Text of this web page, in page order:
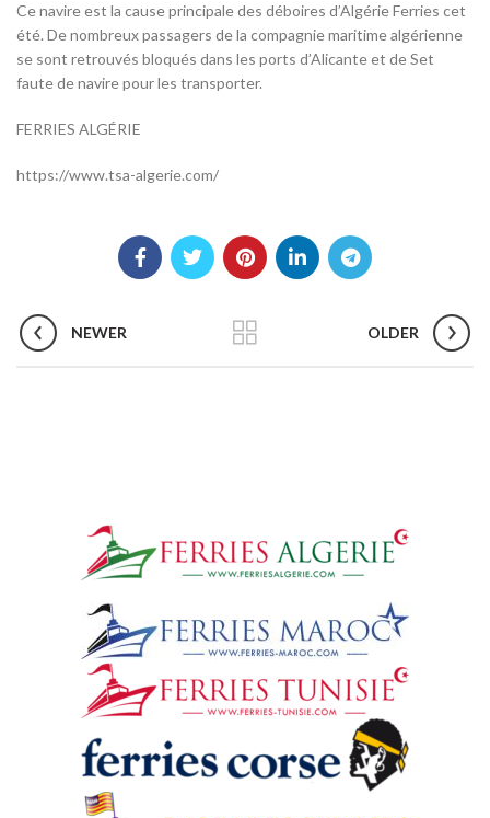
Ce navire est la cause principale des déboires d’Algérie Ferries cet
été. De nombreux passagers de la compagnie maritime algérienne
se sont retrouvés bloqués dans les ports d’Alicante et de Set
faute de navire pour les transporter.
FERRIES ALGÉRIE
https://www.tsa-algerie.com/
NEWER OLDER